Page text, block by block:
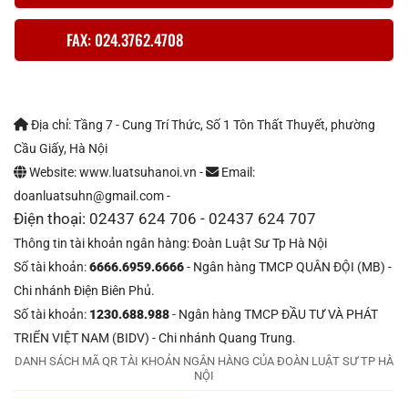
FAX: 024.3762.4708
Địa chỉ: Tầng 7 - Cung Trí Thức, Số 1 Tôn Thất Thuyết, phường
Cầu Giấy, Hà Nội
Website: www.luatsuhanoi.vn -
Email:
doanluatsuhn@gmail.com -
Điện thoại: 02437 624 706 - 02437 624 707
Thông tin tài khoản ngân hàng: Đoàn Luật Sư Tp Hà Nội
Số tài khoản:6666.6959.6666- Ngân hàng TMCP QUÂN ĐỘI (MB) -
Chi nhánh Điện Biên Phủ.
Số tài khoản: 1230.688.988- Ngân hàng TMCP ĐẦU TƯ VÀ PHÁT
TRIỂN VIỆT NAM (BIDV) - Chi nhánh Quang Trung.
DANH SÁCH MÃ QR TÀI KHOẢN NGÂN HÀNG CỦA ĐOÀN LUẬT SƯ TP HÀ
NỘI